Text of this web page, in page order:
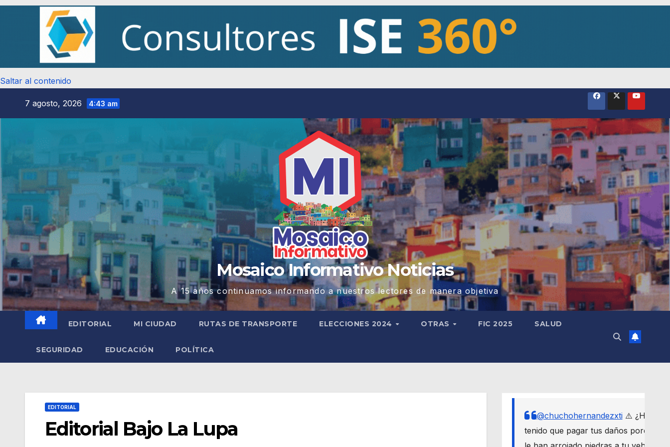
Saltar al contenido
7 agosto, 2026 4:43 am
Mosaico Informativo Noticias
A 15 años continuamos informando a nuestros lectores de manera objetiva
EDITORIAL MI CIUDAD RUTAS DE TRANSPORTE ELECCIONES 2024 OTRAS FIC 2025 SALUD
SEGURIDAD EDUCACIÓN POLÍTICA
EDITORIAL
Editorial Bajo La Lupa
@chuchohernandezxti⚠️ ¿Has
tenido que pagar tus daños porque